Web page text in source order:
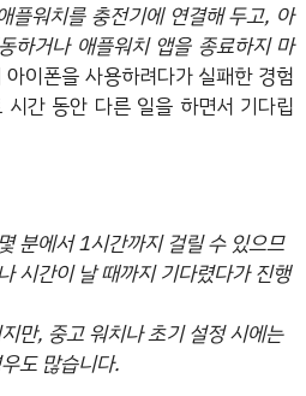
플워치를 충전기에 연결해 두고, 아
하거나 애플워치 앱을 종료하지 마
이폰을 사용하려다가 실패한 경험
간 동안 다른 일을 하면서 기다립
분에서 1시간까지 걸릴 수 있으므
시간이 날 때까지 기다렸다가 진행
만, 중고 워치나 초기 설정 시에는
도 많습니다.